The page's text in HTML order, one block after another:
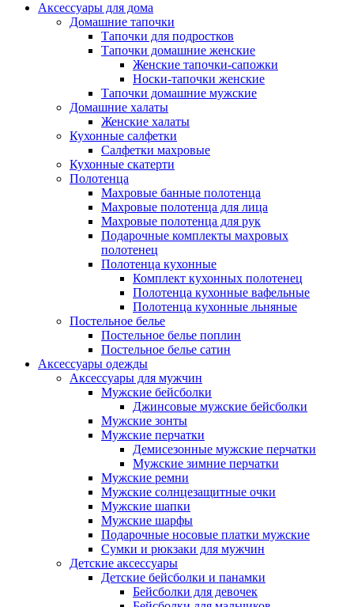
Аксессуары для дома
Домашние тапочки
Тапочки для подростков
Тапочки домашние женские
Женские тапочки-сапожки
Носки-тапочки женские
Тапочки домашние мужские
Домашние халаты
Женские халаты
Кухонные салфетки
Салфетки махровые
Кухонные скатерти
Полотенца
Махровые банные полотенца
Махровые полотенца для лица
Махровые полотенца для рук
Подарочные комплекты махровых
полотенец
Полотенца кухонные
Комплект кухонных полотенец
Полотенца кухонные вафельные
Полотенца кухонные льняные
Постельное белье
Постельное белье поплин
Постельное белье сатин
Аксессуары одежды
Аксессуары для мужчин
Мужские бейсболки
Джинсовые мужские бейсболки
Мужские зонты
Мужские перчатки
Демисезонные мужские перчатки
Мужские зимние перчатки
Мужские ремни
Мужские солнцезащитные очки
Мужские шапки
Мужские шарфы
Подарочные носовые платки мужские
Сумки и рюкзаки для мужчин
Детские аксессуары
Детские бейсболки и панамки
Бейсболки для девочек